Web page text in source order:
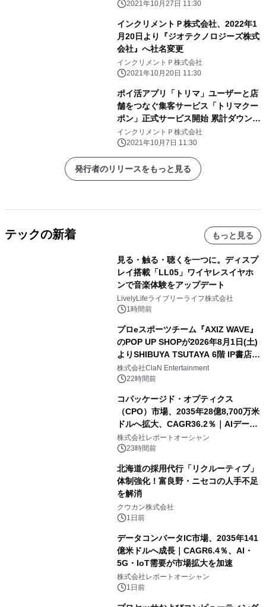
ンペーン」開催
2021年10月27日 11:30
インクリメントＰ株式会社、2022年1
月20日より『ジオテクノロジーズ株式
会社』へ社名変更
インクリメントＰ株式会社
2021年10月20日 11:30
ポイ活アプリ「トリマ」ユーザーと店
舗をつなぐ集客サービス「トリマクー
ポン」正式サービス開始 累計ダウンロ
ード数450万を超える「トリマ」ユー
ザーに向けて、 活動エリアや属性を活
用した販促が初期費用なし・月額
1,000円から利用可能
インクリメントＰ株式会社
2021年10月7日 11:30
発行者のリリースをもっと見る
テックの新着 もっと見る
見る・触る・聴くを一つに。ディスプ
レイ搭載「LL05」ワイヤレスイヤホ
ンで音楽体験をアップデート
LivelyLifeライブリーライフ株式会社
1時間前
プロeスポーツチーム『AXIZ WAVE』
のPOP UP SHOPが2026年8月1日(土)
よりSHIBUYA TSUTAYA 6階 IP書店で
開催決定！！
株式会社ClaN Entertainment
22時間前
コパッケージド・オプティクス
（CPO）市場、2035年28億8,700万米
ドルへ拡大、CAGR36.2％｜AIデータ
センター・高速光通信需要が成長を加
速
株式会社レポートオーシャン
23時間前
北海道の採用代行「リクルーティブ」
体制強化！富良野・ニセコの人手不足
を解消
クウカン株式会社
1日前
データコンバータIC市場、2035年141
億米ドルへ成長｜CAGR6.4％、AI・
5G・IoT需要が市場拡大を加速
株式会社レポートオーシャン
1日前